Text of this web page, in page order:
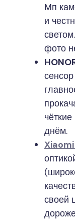
Мп
и
фото
днём.
Xiaomi
своей